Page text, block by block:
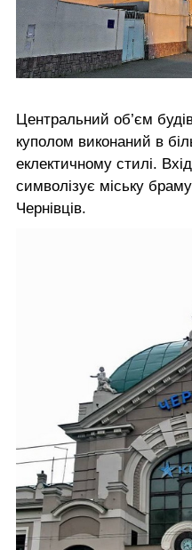
Центральний об’єм
куполом виконаний в
еклектичному стилі.
символізує міську
Чернівців.